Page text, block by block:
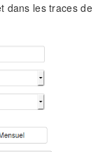
dans les traces de